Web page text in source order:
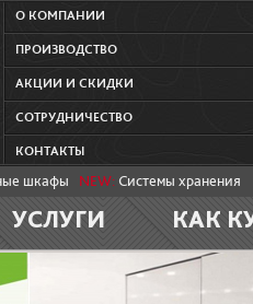
О КОМПАНИИ
ПРОИЗВОДСТВО
АКЦИИ И СКИДКИ
СОТРУДНИЧЕСТВО
КОНТАКТЫ
шкафы NEW: Системы хранения
УСЛУГИ КАК